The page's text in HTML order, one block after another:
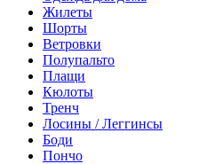
Жилеты
Шорты
Ветровки
Полупальто
Плащи
Кюлоты
Тренч
Лосины / Леггинсы
Боди
Пончо